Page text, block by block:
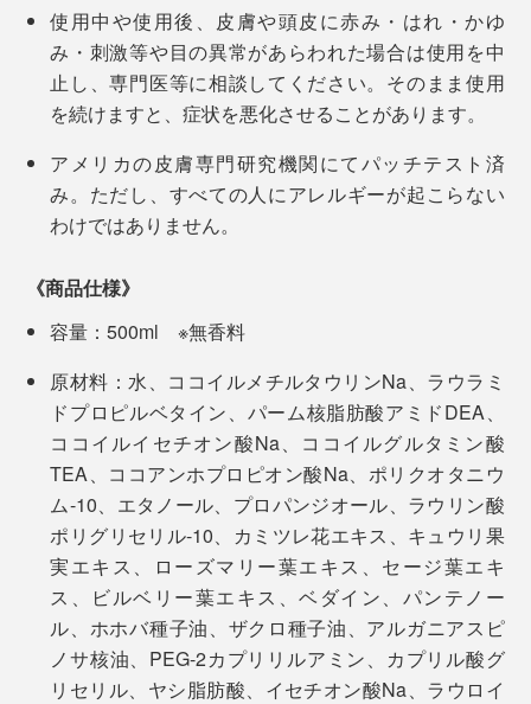
写真のブラシは『 Jam Label（ジャムレーベル）スカルプブラシ』
シャンプーが大変な人、乾燥肌でお風呂後のケアが大変
な人、大人からお子さんまで、男女問わず、ぜひ使って
ほしい心地よさです。
使用中や使用後、皮膚や頭皮に赤み・はれ・かゆ
み・刺激等や目の異常があらわれた場合は使用を中
止し、専門医等に相談してください。そのまま使用
を続けますと、症状を悪化させることがあります。
アメリカの皮膚専門研究機関にてパッチテスト済
み。ただし、すべての人にアレルギーが起こらない
わけではありません。
《商品仕様》
容量：500ml ※無香料
原材料：水、ココイルメチルタウリンNa、ラウラミ
ドプロピルベタイン、パーム核脂肪酸アミドDEA、
ココイルイセチオン酸Na、ココイルグルタミン酸
TEA、ココアンホプロピオン酸Na、ポリクオタニウ
ム-10、エタノール、プロパンジオール、ラウリン酸
ポリグリセリル-10、カミツレ花エキス、キュウリ果
実エキス、ローズマリー葉エキス、セージ葉エキ
ス、ビルベリー葉エキス、ベダイン、パンテノー
ル、ホホバ種子油、ザクロ種子油、アルガニアスピ
ノサ核油、PEG-2カプリリルアミン、カプリル酸グ
リセリル、ヤシ脂肪酸、イセチオン酸Na、ラウロイ